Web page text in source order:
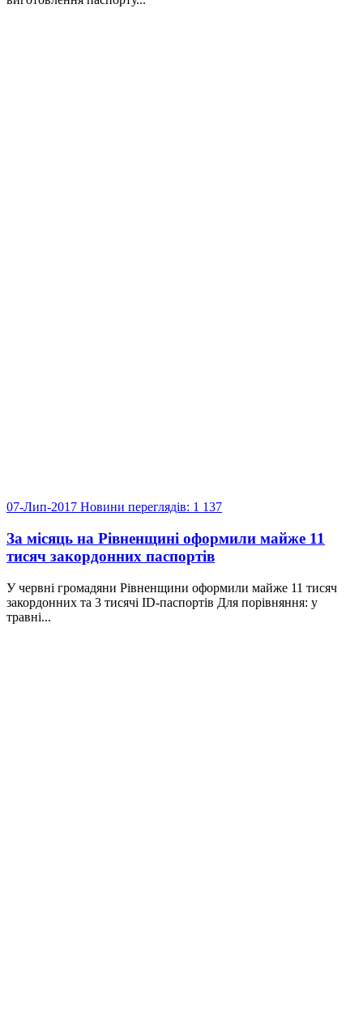
07-Лип-2017 Новини переглядів: 1 137
За місяць на Рівненщині оформили майже 11
тисяч закордонних паспортів
У червні громадяни Рівненщини оформили майже 11 тисяч
закордонних та 3 тисячі ID-паспортів Для порівняння: у
травні...